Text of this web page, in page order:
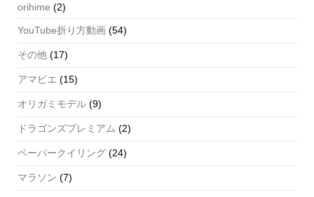
orihime (2)
YouTube折り方動画 (54)
その他 (17)
アマビエ (15)
オリガミモデル (9)
ドラゴンズプレミアム (2)
ペーパークイリング (24)
マラソン (7)